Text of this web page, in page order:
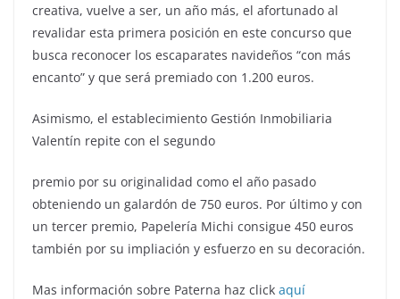
creativa, vuelve a ser, un año más, el afortunado al
revalidar esta primera posición en este concurso que
busca reconocer los escaparates navideños “con más
encanto” y que será premiado con 1.200 euros.
Asimismo, el establecimiento Gestión Inmobiliaria
Valentín repite con el segundo
premio por su originalidad como el año pasado
obteniendo un galardón de 750 euros. Por último y con
un tercer premio, Papelería Michi consigue 450 euros
también por su impliación y esfuerzo en su decoración.
Mas información sobre Paterna haz click aquí